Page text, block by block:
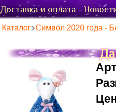
Доставка и оплата
Каталог Символ 2020 года -